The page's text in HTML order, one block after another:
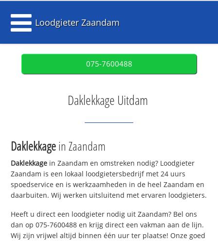
Loodgieter Zaandam
075-7600488
Daklekkage Uitdam
Daklekkagein Zaandam
Daklekkage in Zaandam en omstreken nodig? Loodgieter
Zaandam is een lokaal loodgietersbedrijf met 24 uurs
spoedservice en is werkzaamheden in de heel Zaandam en
daarbuiten. Wij werken uitsluitend met ervaren loodgieters.
Heeft u direct een loodgieter nodig uit Zaandam? Bel ons
dan op 075-7600488 en krijg direct een vakman aan de lijn.
Wij zijn vrijwel altijd binnen één uur ter plaatse! Onze goed